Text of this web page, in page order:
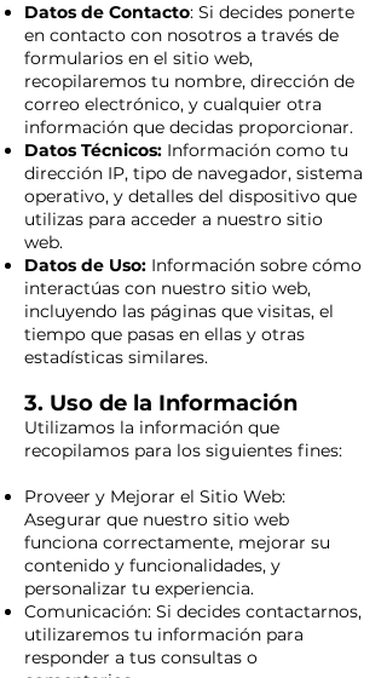
Datos de Contacto: Si decides ponerte
en contacto con nosotros a través de
formularios en el sitio web,
recopilaremos tu nombre, dirección de
correo electrónico, y cualquier otra
información que decidas proporcionar.
Datos Técnicos: Información como tu
dirección IP, tipo de navegador, sistema
operativo, y detalles del dispositivo que
utilizas para acceder a nuestro sitio
web.
Datos de Uso: Información sobre cómo
interactúas con nuestro sitio web,
incluyendo las páginas que visitas, el
tiempo que pasas en ellas y otras
estadísticas similares.
3. Uso de la Información
Utilizamos la información que
recopilamos para los siguientes fines:
Proveer y Mejorar el Sitio Web:
Asegurar que nuestro sitio web
funciona correctamente, mejorar su
contenido y funcionalidades, y
personalizar tu experiencia.
Comunicación: Si decides contactarnos,
utilizaremos tu información para
responder a tus consultas o